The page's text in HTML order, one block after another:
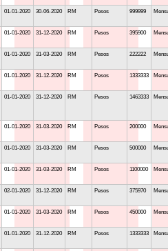
01-01-2020 30-06-2020 RM Pesos 999999
01-01-2020 31-12-2020 RM Pesos 395900
01-01-2020 31-03-2020 RM Pesos 222222
01-01-2020 31-12-2020 RM Pesos 1333333
01-01-2020 31-12-2020 RM Pesos 1463333
01-01-2020 31-03-2020 RM Pesos 200000
01-01-2020 31-03-2020 RM Pesos 500000
01-01-2020 31-03-2020 RM Pesos 1100000
02-01-2020 31-12-2020 RM Pesos 375970
01-01-2020 31-03-2020 RM Pesos 450000
01-01-2020 31-12-2020 RM Pesos 1333333